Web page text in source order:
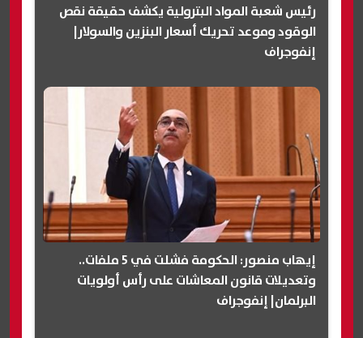
رئيس شعبة المواد البترولية يكشف حقيقة نقص
الوقود وموعد تحريك أسعار البنزين والسولار|
إنفوجراف
إيهاب منصور: الحكومة فشلت في 5 ملفات..
وتعديلات قانون المعاشات على رأس أولويات
البرلمان| إنفوجراف